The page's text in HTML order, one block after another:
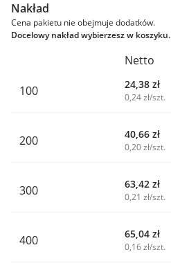
Nakład
Cena pakietu nie obejmuje dodatków.
Docelowy nakład wybierzesz w koszyku.
Netto
100
24,38 zł
0,24 zł/szt.
200 40,66 zł
0,20 zł/szt.
300 63,42 zł
0,21 zł/szt.
400 65,04 zł
0,16 zł/szt.